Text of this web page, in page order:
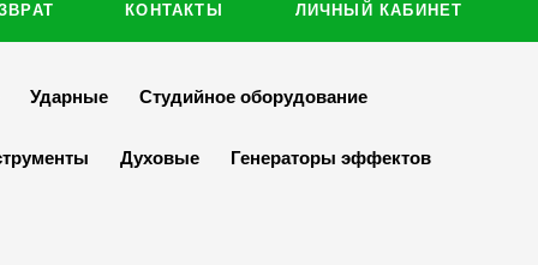
КОНТАКТЫ ЛИЧНЫЙ КАБИНЕТ
Ударные Студийное оборудование
Духовые Генераторы эффектов